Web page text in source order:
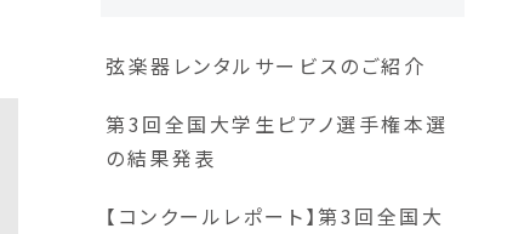
弦楽器レンタルサービスのご紹介
第3回全国大学生ピアノ選手権本選
の結果発表
【コンクールレポート】第3回全国大